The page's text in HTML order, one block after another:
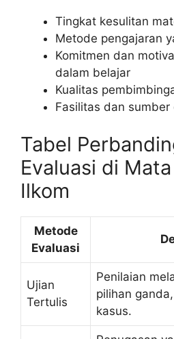
Tingkat kesulitan
Metode pengajaran
Komitmen dan
dalam belajar
Kualitas
Fasilitas dan
Tabel
Evaluasi di
Ilkom
Metode
Evaluasi
Ujian
Tertulis
Penilaian
pilihan
kasus.